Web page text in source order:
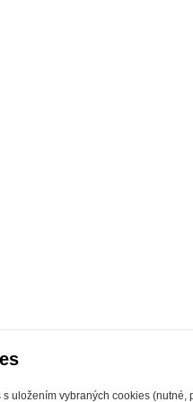
uložením vybraných cookies